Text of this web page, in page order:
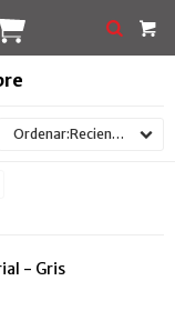
Recientes
- Gris